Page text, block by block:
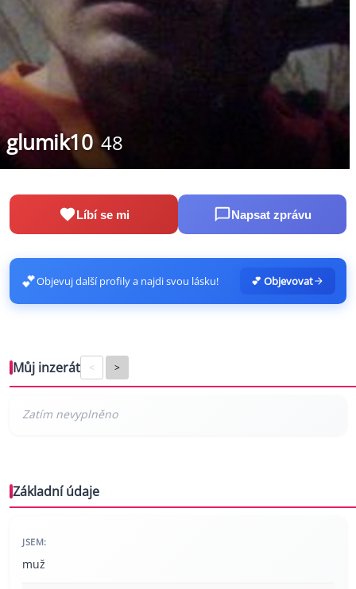
glumik10 48
Líbí se mi Napsat zprávu
💕Objevuj další profily a najdi svou lásku! 💕 Objevovat
Můj inzerát < >
Základní údaje
JSEM:
muž